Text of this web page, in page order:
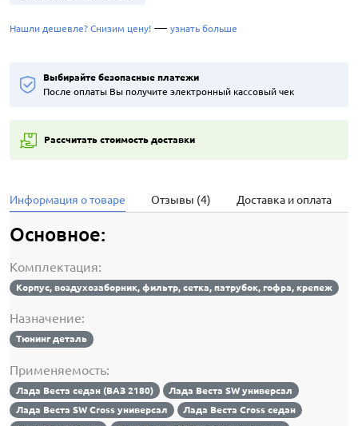
Нашли дешевле? Снизим цену! — узнать больше
Выбирайте безопасные платежи
После оплаты Вы получите электронный кассовый чек
Рассчитать стоимость доставки
Информация о товаре Отзывы (4) Доставка и оплата
Основное:
Комплектация:
Корпус, воздухозаборник, фильтр, сетка, патрубок, гофра, крепеж
Назначение:
Тюнинг деталь
Применяемость:
Лада Веста седан (ВАЗ 2180)
Лада Веста SW универсал
Лада Веста SW Cross универсал
Лада Веста Cross седан